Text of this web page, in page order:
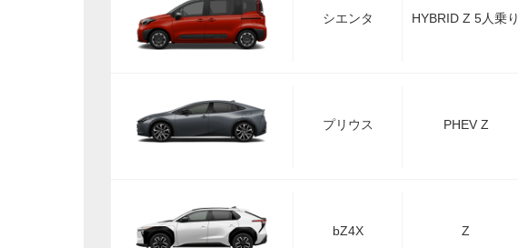
シエンタ HYBRID Z 5人乗り
プリウス PHEV Z
bZ4X Z